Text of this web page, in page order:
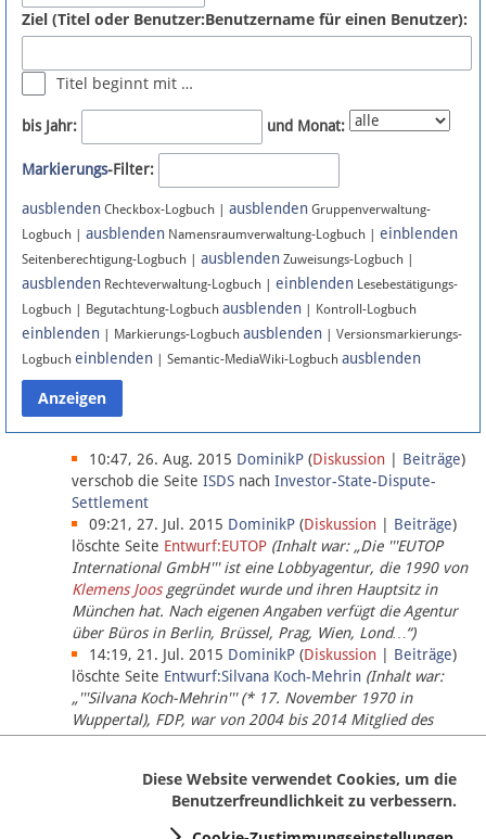
Newsletter
Bluesky
Facebook
Instagram
Anmelden
Datenschutz
Über Lobbypedia
Impressum
Ziel (Titel oder Benutzer:Benutzername für einen Benutzer):
Titel beginnt mit …
bis Jahr: und Monat:
Markierungs-Filter:
ausblenden Checkbox-Logbuch | ausblenden Gruppenverwaltung-
Logbuch | ausblenden Namensraumverwaltung-Logbuch | einblenden
Seitenberechtigung-Logbuch | ausblenden Zuweisungs-Logbuch |
ausblenden Rechteverwaltung-Logbuch | einblenden Lesebestätigungs-
Logbuch | Begutachtung-Logbuch ausblenden | Kontroll-Logbuch
einblenden | Markierungs-Logbuch ausblenden | Versionsmarkierungs-
Logbuch einblenden | Semantic-MediaWiki-Logbuch ausblenden
10:47, 26. Aug. 2015 DominikP (Diskussion Beiträge)
verschob die Seite ISDS nach Investor-State-Dispute-
Settlement
09:21, 27. Jul. 2015 DominikP (Diskussion Beiträge)
löschte Seite Entwurf:EUTOP (Inhalt war: „Die '''EUTOP
International GmbH''' ist eine Lobbyagentur, die 1990 von
Klemens Joosgegründet wurde und ihren Hauptsitz in
München hat. Nach eigenen Angaben verfügt die Agentur
über Büros in Berlin, Brüssel, Prag, Wien, Lond…“)
14:19, 21. Jul. 2015 DominikP (Diskussion Beiträge)
löschte Seite Entwurf:Silvana Koch-Mehrin (Inhalt war:
„'''Silvana Koch-Mehrin''' (* 17. November 1970 in
Wuppertal), FDP, war von 2004 bis 2014 Mitglied des
Europäischen Parlaments, seit November 2014 ist sie für
Diese Website verwendet Cookies, um die
Benutzerfreundlichkeit zu verbessern.